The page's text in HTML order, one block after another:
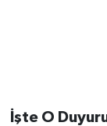
İşte O